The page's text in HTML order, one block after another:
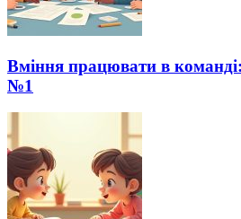
Вміння працювати в
№1